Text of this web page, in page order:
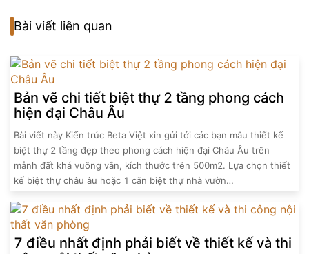
Bài viết liên quan
Bản vẽ chi tiết biệt thự 2 tầng phong cách
hiện đại Châu Âu
Bài viết này Kiến trúc Beta Việt xin gửi tới các bạn mẫu thiết kế
biệt thự 2 tầng đẹp theo phong cách hiện đại Châu Âu trên
mảnh đất khá vuông vắn, kích thước trên 500m2. Lựa chọn thiết
kế biệt thự châu âu hoặc 1 căn biệt thự nhà vườn…
7 điều nhất định phải biết về thiết kế và thi